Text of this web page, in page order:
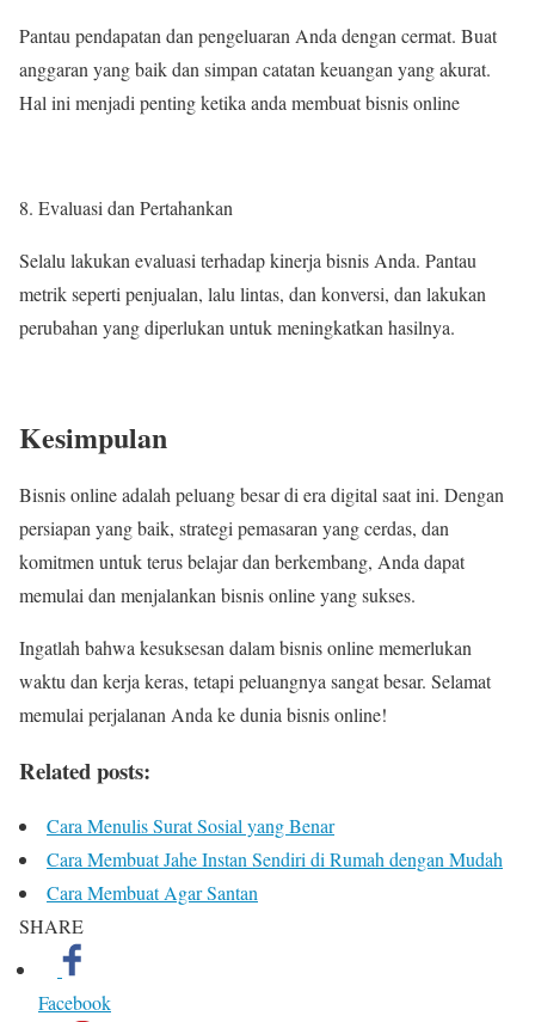
Pantau pendapatan dan pengeluaran Anda dengan cermat. Buat
anggaran yang baik dan simpan catatan keuangan yang akurat.
Hal ini menjadi penting ketika anda membuat bisnis online
Evaluasi dan Pertahankan
Selalu lakukan evaluasi terhadap kinerja bisnis Anda. Pantau
metrik seperti penjualan, lalu lintas, dan konversi, dan lakukan
perubahan yang diperlukan untuk meningkatkan hasilnya.
Kesimpulan
Bisnis online adalah peluang besar di era digital saat ini. Dengan
persiapan yang baik, strategi pemasaran yang cerdas, dan
komitmen untuk terus belajar dan berkembang, Anda dapat
memulai dan menjalankan bisnis online yang sukses.
Ingatlah bahwa kesuksesan dalam bisnis online memerlukan
waktu dan kerja keras, tetapi peluangnya sangat besar. Selamat
memulai perjalanan Anda ke dunia bisnis online!
Related posts:
Cara Menulis Surat Sosial yang Benar
Cara Membuat Jahe Instan Sendiri di Rumah dengan Mudah
Cara Membuat Agar Santan
SHARE
Facebook